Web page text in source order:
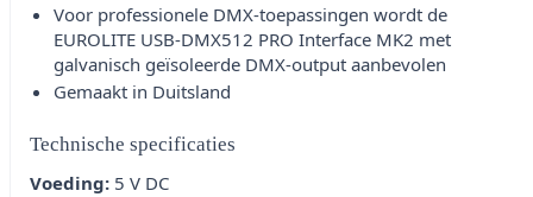
Voor professionele DMX-toepassingen wordt de
EUROLITE USB-DMX512 PRO Interface MK2 met
galvanisch geïsoleerde DMX-output aanbevolen
Gemaakt in Duitsland
Technische specificaties
Voeding: 5 V DC